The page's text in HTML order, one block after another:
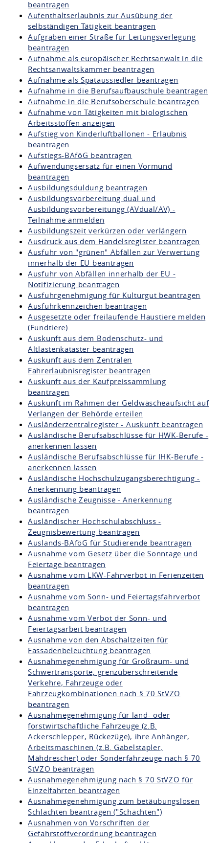
beantragen
Aufenthaltserlaubnis zur Ausübung der
selbständigen Tätigkeit beantragen
Aufgraben einer Straße für Leitungsverlegung
beantragen
Aufnahme als europäischer Rechtsanwalt in die
Rechtsanwaltskammer beantragen
Aufnahme als Spätaussiedler beantragen
Aufnahme in die Berufsaufbauschule beantragen
Aufnahme in die Berufsoberschule beantragen
Aufnahme von Tätigkeiten mit biologischen
Arbeitsstoffen anzeigen
Aufstieg von Kinderluftballonen - Erlaubnis
beantragen
Aufstiegs-BAföG beantragen
Aufwendungsersatz für einen Vormund
beantragen
Ausbildungsduldung beantragen
Ausbildungsvorbereitung dual und
Ausbildungsvorbereitungg (AVdual/AV) -
Teilnahme anmelden
Ausbildungszeit verkürzen oder verlängern
Ausdruck aus dem Handelsregister beantragen
Ausfuhr von "grünen" Abfällen zur Verwertung
innerhalb der EU beantragen
Ausfuhr von Abfällen innerhalb der EU -
Notifizierung beantragen
Ausfuhrgenehmigung für Kulturgut beantragen
Ausfuhrkennzeichen beantragen
Ausgesetzte oder freilaufende Haustiere melden
(Fundtiere)
Auskunft aus dem Bodenschutz- und
Altlastenkataster beantragen
Auskunft aus dem Zentralen
Fahrerlaubnisregister beantragen
Auskunft aus der Kaufpreissammlung
beantragen
Auskunft im Rahmen der Geldwäscheaufsicht auf
Verlangen der Behörde erteilen
Ausländerzentralregister - Auskunft beantragen
Ausländische Berufsabschlüsse für HWK-Berufe -
anerkennen lassen
Ausländische Berufsabschlüsse für IHK-Berufe -
anerkennen lassen
Ausländische Hochschulzugangsberechtigung -
Anerkennung beantragen
Ausländische Zeugnisse - Anerkennung
beantragen
Ausländischer Hochschulabschluss -
Zeugnisbewertung beantragen
Auslands-BAföG für Studierende beantragen
Ausnahme vom Gesetz über die Sonntage und
Feiertage beantragen
Ausnahme vom LKW-Fahrverbot in Ferienzeiten
beantragen
Ausnahme vom Sonn- und Feiertagsfahrverbot
beantragen
Ausnahme vom Verbot der Sonn- und
Feiertagsarbeit beantragen
Ausnahme von den Abschaltzeiten für
Fassadenbeleuchtung beantragen
Ausnahmegenehmigung für Großraum- und
Schwertransporte, grenzüberschreitende
Verkehre, Fahrzeuge oder
Fahrzeugkombinationen nach § 70 StVZO
beantragen
Ausnahmegenehmigung für land- oder
forstwirtschaftliche Fahrzeuge (z.B.
Ackerschlepper, Rückezüge), ihre Anhänger,
Arbeitsmaschinen (z.B. Gabelstapler,
Mähdrescher) oder Sonderfahrzeuge nach § 70
StVZO beantragen
Ausnahmegenehmigung nach § 70 StVZO für
Einzelfahrten beantragen
Ausnahmegenehmigung zum betäubungslosen
Schlachten beantragen ("Schächten")
Ausnahmen von Vorschriften der
Gefahrstoffverordnung beantragen